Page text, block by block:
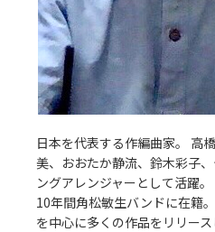
日本を代表する作編曲家。 高
美、おおたか静流、鈴木彩子
ングアレンジャーとして活躍
10年間角松敏生バンドに在籍
を中心に多くの作品をリリース